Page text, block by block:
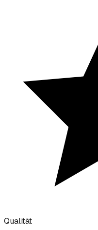
Qualität